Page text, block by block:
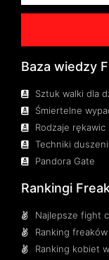
Baza wiedzy
Sztuk walki dla
Śmiertelne
Rodzaje
Techniki
Pandora Gate
Rankingi
Najlepsze fight
Ranking
Ranking kobiet